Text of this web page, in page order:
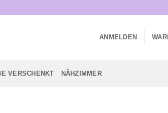
ANMELDEN
VERSCHENKT NÄHZIMMER